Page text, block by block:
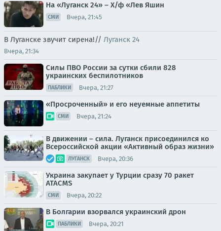
На «Луганск 24» – Х/ф «Лев Яшин
СМИ Вчера, 21:45
В Луганске звучит сирена!// Луганск 24
Вчера, 21:34
Силы ПВО России за сутки сбили 828
украинских беспилотников
ПАБЛИКИ Вчера, 21:27
«Просроченный» и его неуемные аппетиты
СМИ Вчера, 21:24
В движении – сила. Луганск присоединился ко
Всероссийской акции «Активный образ жизни»
ЛУГАНСК Вчера, 20:36
Украина закупает у Турции сразу 70 ракет
ATACMS
СМИ Вчера, 20:22
В Болгарии взорвался украинский дрон
ПАБЛИКИ Вчера, 20:21